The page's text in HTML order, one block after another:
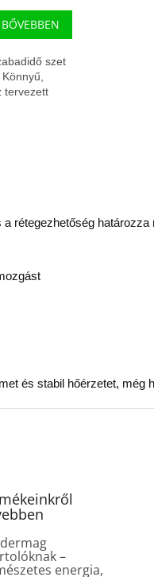
BŐVEBBEN
szet
tervezett
rétegezhetőség határozza
és stabil hőérzetet, még
–
energia,